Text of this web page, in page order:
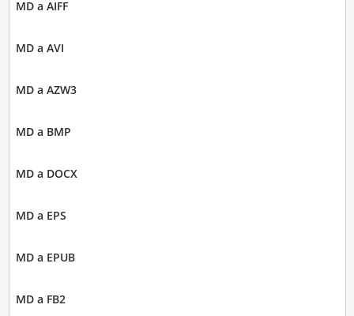
MD a AIFF
MD a AVI
MD a AZW3
MD a BMP
MD a DOCX
MD a EPS
MD a EPUB
MD a FB2